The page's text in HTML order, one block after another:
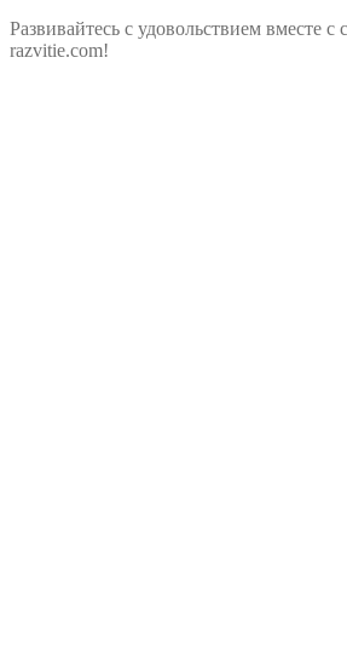
Развивайтесь с удовольствием вместе
razvitie.com!